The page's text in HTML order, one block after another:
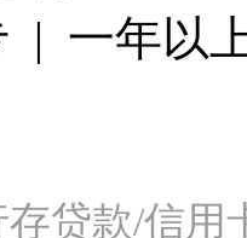
| 一年以
贷款/信用